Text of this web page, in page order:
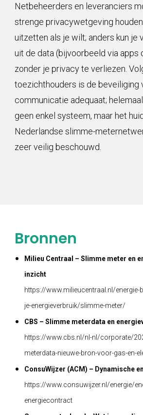
Netbeheerders en leveranciers
strenge privacywetgeving
uitzetten als je wilt; anders kun je
uit de data (bijvoorbeeld via apps
zonder je privacy te verliezen.
toezichthouders is de beveiliging
communicatie adequaat;
geen enkel systeem, maar het
Nederlandse slimme-
zeer veilig beschouwd.
Bronnen
Milieu Centraal – Slimme meter en
inzicht
https://www.milieucentraal.nl/energie-
je-energieverbruik/slimme-meter/
CBS – Slimme meterdata en
https://www.cbs.nl/nl-nl/corporate/
meterdata-nieuwe-bron-voor-gas-en-
ConsuWijzer (ACM) – Dynamische
https://www.consuwijzer.nl/energie/
energiecontract